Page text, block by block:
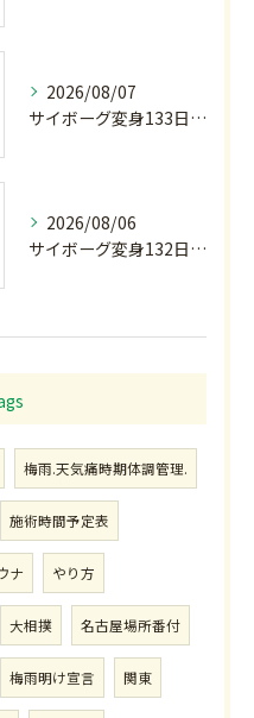
2026/08/07
サイボーグ変身133日目.広島.原爆.81年.インターハイ初日.金曜の朝〜
2026/08/06
サイボーグ変身132日目.お知らせ.和歌山.インターハイ.柔道開幕…木曜の朝〜
梅雨.天気痛時期体調管理.
施術時間予定表
ナ やり方
大相撲 名古屋場所番付
梅雨明け宣言 関東